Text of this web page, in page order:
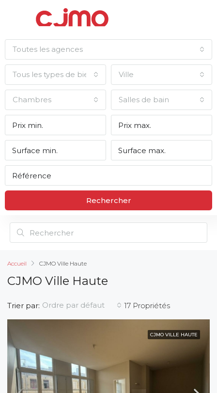
Toutes les agences
Tous les types de biens Ville
Chambres Salles de bain
Rechercher
Accueil CJMO Ville Haute
CJMO Ville Haute
17 Propriétés
Trier par: Ordre par défaut
CJMO VILLE HAUTE